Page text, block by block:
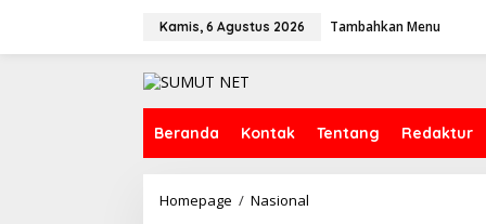
Kamis, 6 Agustus 2026 Tambahkan Menu
Beranda Kontak Tentang Redaktur
Homepage / Nasional